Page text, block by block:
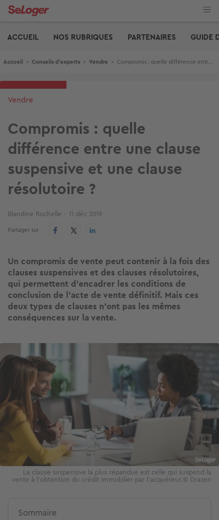
Aller
ACCUEIL
NOS RUBRIQUES PARTENAIRES GUIDE
Fil d'Ariane
Accueil > Conseils d'experts > Vendre > Compromis : quelle différence entre une clause suspensive et une clause résolutoire ?
Vendre
Compromis : quelle
différence entre une clause
suspensive et une clause
résolutoire ?
Blandine Rochelle 11 déc 2019
Partager sur
Un compromis de vente peut contenir à la fois des
clauses suspensives et des clauses résolutoires,
qui permettent d’encadrer les conditions de
conclusion de l’acte de vente définitif. Mais ces
deux types de clauses n’ont pas les mêmes
conséquences sur la vente.
Image
La clause suspensive la plus répandue est celle qui suspend la
vente à l'obtention du crédit immobilier par l'acquéreur.© Drazen
Sommaire